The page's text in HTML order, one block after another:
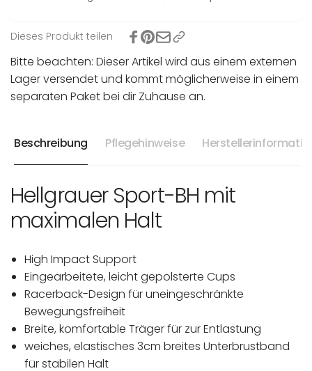
Dieses Produkt teilen
Bitte beachten: Dieser Artikel wird aus einem externen
Lager versendet und kommt möglicherweise in einem
separaten Paket bei dir Zuhause an.
Beschreibung Pflegehinweise
Hellgrauer Sport-BH mit
maximalen Halt
High Impact Support
Eingearbeitete, leicht gepolsterte Cups
Racerback-Design für uneingeschränkte
Bewegungsfreiheit
Breite, komfortable Träger für zur Entlastung
weiches, elastisches 3cm breites Unterbrustband
für stabilen Halt